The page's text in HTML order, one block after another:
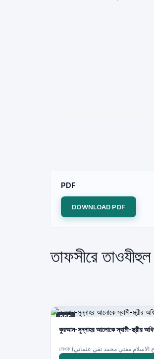
PDF
DOWNLOAD PDF
তাফসীরে
PDF
কুরআন-সুন্নাহর আলোকে স্বামী-স্ত্রীর